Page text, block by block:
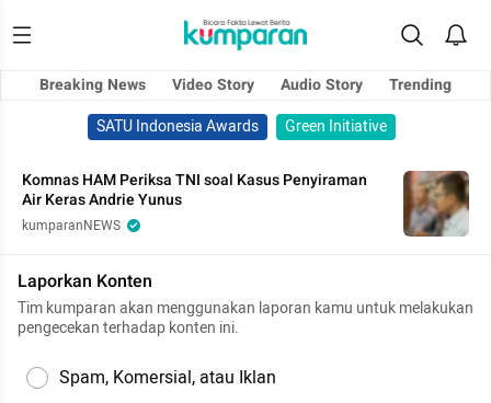
Breaking News Video Story Audio Story
Trending
SATU Indonesia Awards
Green Initiative
Komnas HAM Periksa TNI soal Kasus Penyiraman
Air Keras Andrie Yunus
kumparanNEWS
Laporkan Konten
Tim kumparan akan menggunakan laporan kamu untuk melakukan
pengecekan terhadap konten ini.
Spam, Komersial, atau Iklan